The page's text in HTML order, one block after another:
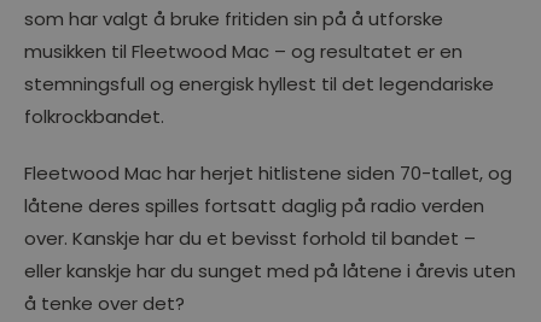
som har valgt å bruke fritiden sin på å utforske
musikken til Fleetwood Mac – og resultatet er en
stemningsfull og energisk hyllest til det legendariske
folkrockbandet.
Fleetwood Mac har herjet hitlistene siden 70-tallet, og
låtene deres spilles fortsatt daglig på radio verden
over. Kanskje har du et bevisst forhold til bandet –
eller kanskje har du sunget med på låtene i årevis uten
å tenke over det?